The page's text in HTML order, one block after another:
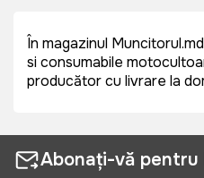
În magazinul
si consumabile
producător cu livrare la
Abonați-vă